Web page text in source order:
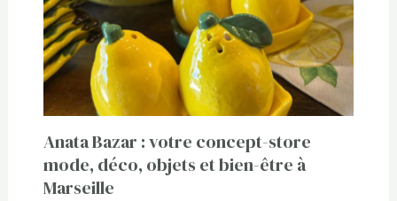
Anata Bazar : votre concept-store
mode, déco, objets et bien-être à
Marseille